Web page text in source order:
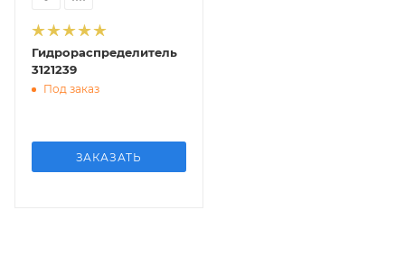
Гидрораспределитель
3121239
Под заказ
ЗАКАЗАТЬ